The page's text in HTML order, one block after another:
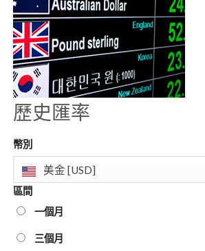
歷史匯率
幣別
美金 [USD]
區間
一個月
三個月